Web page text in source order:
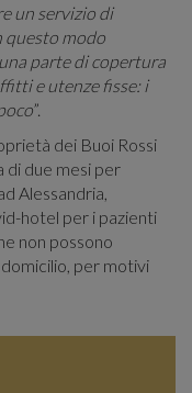
un servizio di
questo modo
parte di copertura
e utenze fisse: i
”.
dei Buoi Rossi
di due mesi per
Alessandria,
hotel per i pazienti
non possono
per motivi